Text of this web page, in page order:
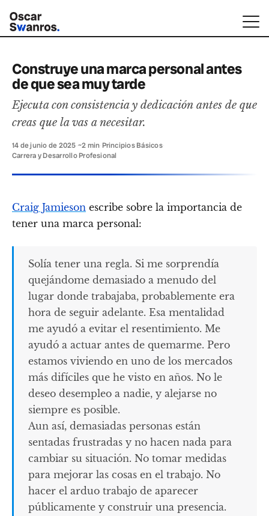
Construye una marca personal antes
de que sea muy tarde
Ejecuta con consistencia y dedicación antes de que
creas que la vas a necesitar.
14 de junio de 2025 ~2 min Principios Básicos·
Carrera y Desarrollo Profesional
Craig Jamieson escribe sobre la importancia de
tener una marca personal:
Solía tener una regla. Si me sorprendía
quejándome demasiado a menudo del
lugar donde trabajaba, probablemente era
hora de seguir adelante. Esa mentalidad
me ayudó a evitar el resentimiento. Me
ayudó a actuar antes de quemarme. Pero
estamos viviendo en uno de los mercados
más difíciles que he visto en años. No le
deseo desempleo a nadie, y alejarse no
siempre es posible.
Aun así, demasiadas personas están
sentadas frustradas y no hacen nada para
cambiar su situación. No tomar medidas
para mejorar las cosas en el trabajo. No
hacer el arduo trabajo de aparecer
públicamente y construir una presencia.